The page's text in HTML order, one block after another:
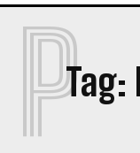
Tag:
P